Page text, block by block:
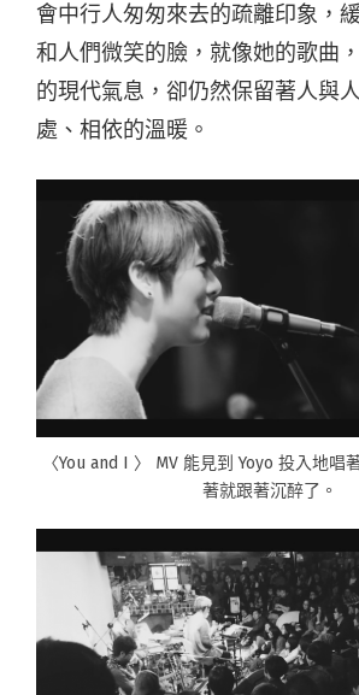
會中行人匆匆來去的疏離印象，
和人們微笑的臉，就像她的歌曲
的現代氣息，卻仍然保留著人與
處、相依的溫暖。
〈You and I 〉 MV 能見到 Yoyo 投入地唱
著就跟著沉醉了。